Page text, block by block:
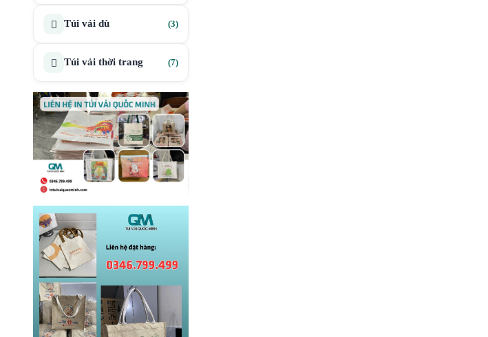
phẩm
Túi vải dù 33
phẩm
Túi vải thời trang 77